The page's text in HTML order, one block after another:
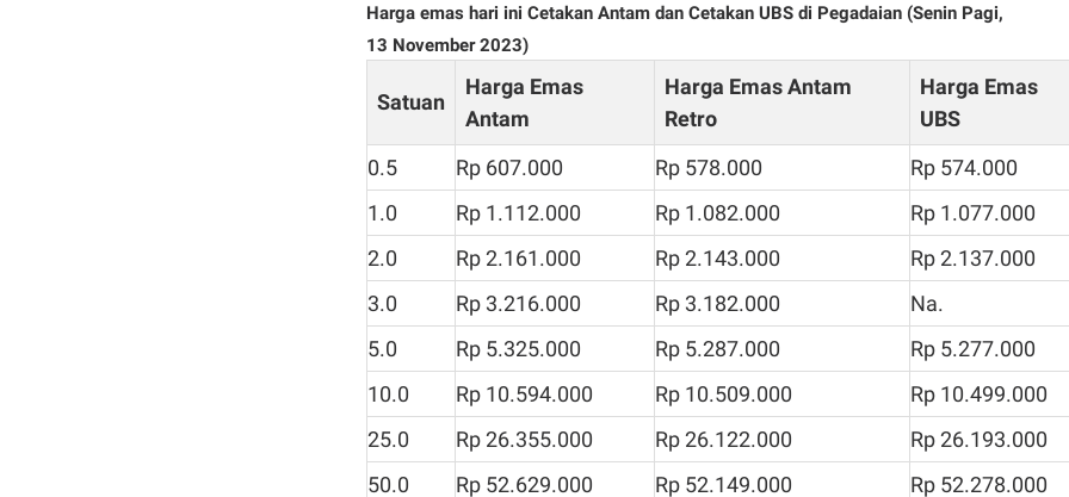
Harga emas hari ini Cetakan Antam dan Cetakan UBS di Pegadaian (Senin Pagi,
13 November 2023)
Satuan
Harga Emas
Antam
Harga Emas Antam
Retro
Harga Emas
UBS
0.5
Rp 607.000 Rp 578.000
Rp 574.000
1.0
Rp 1.112.000 Rp 1.082.000
Rp 1.077.000
2.0
Rp 2.161.000 Rp 2.143.000
Rp 2.137.000
3.0
Rp 3.216.000 Rp 3.182.000
Na.
5.0
Rp 5.325.000 Rp 5.287.000
Rp 5.277.000
10.0
Rp 10.594.000 Rp 10.509.000
Rp 10.499.000
25.0
Rp 26.355.000 Rp 26.122.000
Rp 26.193.000
50.0
Rp 52.629.000 Rp 52.149.000 Rp 52.278.000